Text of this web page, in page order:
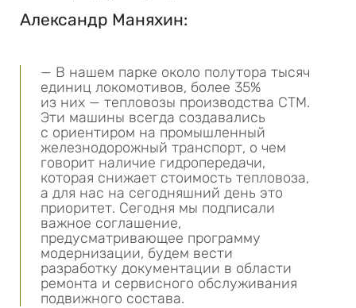
Александр Маняхин:
— В нашем парке около полутора тысяч
единиц локомотивов, более 35%
из них — тепловозы производства СТМ.
Эти машины всегда создавались
с ориентиром на промышленный
железнодорожный транспорт, о чем
говорит наличие гидропередачи,
которая снижает стоимость тепловоза,
а для нас на сегодняшний день это
приоритет. Сегодня мы подписали
важное соглашение,
предусматривающее программу
модернизации, будем вести
разработку документации в области
ремонта и сервисного обслуживания
подвижного состава.